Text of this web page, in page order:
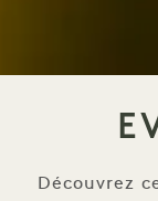
Découvrez